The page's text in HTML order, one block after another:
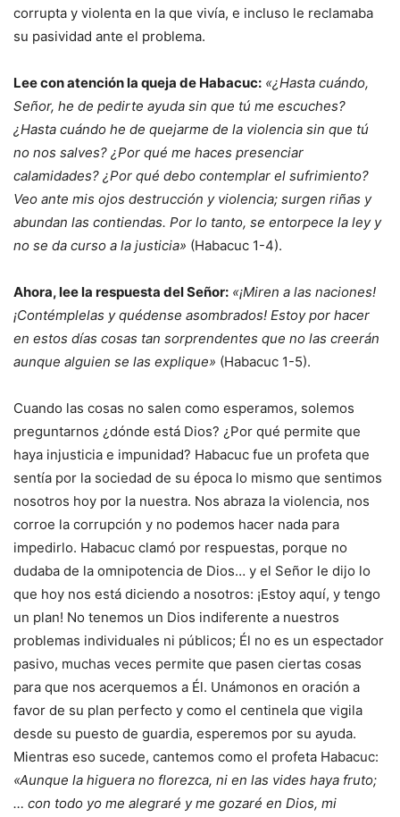
corrupta y violenta en la que vivía, e incluso le reclamaba
su pasividad ante el problema.
Lee con atención la queja de Habacuc: «¿Hasta cuándo,
Señor, he de pedirte ayuda sin que tú me escuches?
¿Hasta cuándo he de quejarme de la violencia sin que tú
no nos salves? ¿Por qué me haces presenciar
calamidades? ¿Por qué debo contemplar el sufrimiento?
Veo ante mis ojos destrucción y violencia; surgen riñas y
abundan las contiendas. Por lo tanto, se entorpece la ley y
no se da curso a la justicia» (Habacuc 1-4).
Ahora, lee la respuesta del Señor: «¡Miren a las naciones!
¡Contémplelas y quédense asombrados! Estoy por hacer
en estos días cosas tan sorprendentes que no las creerán
aunque alguien se las explique» (Habacuc 1-5).
Cuando las cosas no salen como esperamos, solemos
preguntarnos ¿dónde está Dios? ¿Por qué permite que
haya injusticia e impunidad? Habacuc fue un profeta que
sentía por la sociedad de su época lo mismo que sentimos
nosotros hoy por la nuestra. Nos abraza la violencia, nos
corroe la corrupción y no podemos hacer nada para
impedirlo. Habacuc clamó por respuestas, porque no
dudaba de la omnipotencia de Dios… y el Señor le dijo lo
que hoy nos está diciendo a nosotros: ¡Estoy aquí, y tengo
un plan! No tenemos un Dios indiferente a nuestros
problemas individuales ni públicos; Él no es un espectador
pasivo, muchas veces permite que pasen ciertas cosas
para que nos acerquemos a Él. Unámonos en oración a
favor de su plan perfecto y como el centinela que vigila
desde su puesto de guardia, esperemos por su ayuda.
Mientras eso sucede, cantemos como el profeta Habacuc:
«Aunque la higuera no florezca, ni en las vides haya fruto;
… con todo yo me alegraré y me gozaré en Dios, mi